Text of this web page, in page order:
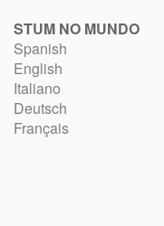
STUM NO MUNDO
Spanish
English
Italiano
Deutsch
Français